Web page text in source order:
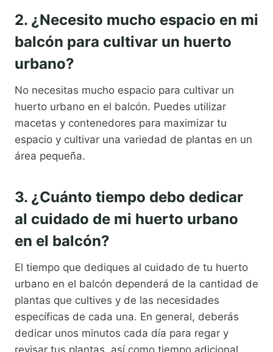
2. ¿Necesito mucho espacio en mi
balcón para cultivar un huerto
urbano?
No necesitas mucho espacio para cultivar un
huerto urbano en el balcón. Puedes utilizar
macetas y contenedores para maximizar tu
espacio y cultivar una variedad de plantas en un
área pequeña.
3. ¿Cuánto tiempo debo dedicar
al cuidado de mi huerto urbano
en el balcón?
El tiempo que dediques al cuidado de tu huerto
urbano en el balcón dependerá de la cantidad de
plantas que cultives y de las necesidades
específicas de cada una. En general, deberás
dedicar unos minutos cada día para regar y